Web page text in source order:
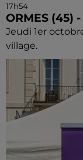
17h54
ORMES (45)
Jeudi 1er
village.